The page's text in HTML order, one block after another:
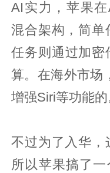
AI实力，苹果在
混合架构，简单
任务则通过加密
算。在海外市场
增强Siri等功能的
不过为了入华，
所以苹果搞了一